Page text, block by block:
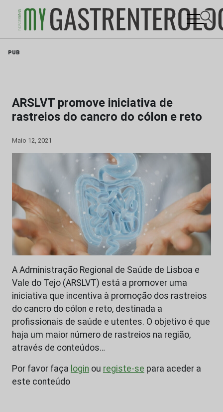
PUB
ARSLVT promove iniciativa de
rastreios do cancro do cólon e reto
Maio 12, 2021
A Administração Regional de Saúde de Lisboa e
Vale do Tejo (ARSLVT) está a promover uma
iniciativa que incentiva à promoção dos rastreios
do cancro do cólon e reto, destinada a
profissionais de saúde e utentes. O objetivo é que
haja um maior número de rastreios na região,
através de conteúdos…
Por favor faça login ou registe-se para aceder a
este conteúdo